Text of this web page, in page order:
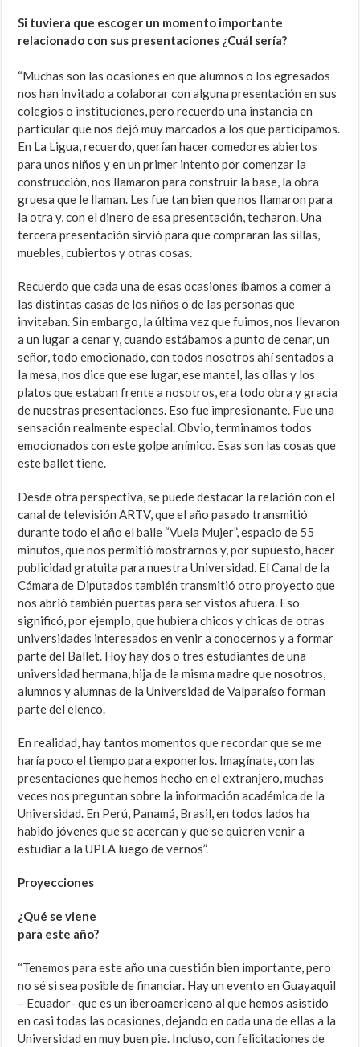
Si tuviera que escoger un momento importante
relacionado con sus presentaciones ¿Cuál sería?
“Muchas son las ocasiones en que alumnos o los egresados
nos han invitado a colaborar con alguna presentación en sus
colegios o instituciones, pero recuerdo una instancia en
particular que nos dejó muy marcados a los que participamos.
En La Ligua, recuerdo, querían hacer comedores abiertos
para unos niños y en un primer intento por comenzar la
construcción, nos llamaron para construir la base, la obra
gruesa que le llaman. Les fue tan bien que nos llamaron para
la otra y, con el dinero de esa presentación, techaron. Una
tercera presentación sirvió para que compraran las sillas,
muebles, cubiertos y otras cosas.
Recuerdo que cada una de esas ocasiones íbamos a comer a
las distintas casas de los niños o de las personas que
invitaban. Sin embargo, la última vez que fuimos, nos llevaron
a un lugar a cenar y, cuando estábamos a punto de cenar, un
señor, todo emocionado, con todos nosotros ahí sentados a
la mesa, nos dice que ese lugar, ese mantel, las ollas y los
platos que estaban frente a nosotros, era todo obra y gracia
de nuestras presentaciones. Eso fue impresionante. Fue una
sensación realmente especial. Obvio, terminamos todos
emocionados con este golpe anímico. Esas son las cosas que
este ballet tiene.
Desde otra perspectiva, se puede destacar la relación con el
canal de televisión ARTV, que el año pasado transmitió
durante todo el año el baile “Vuela Mujer”, espacio de 55
minutos, que nos permitió mostrarnos y, por supuesto, hacer
publicidad gratuita para nuestra Universidad. El Canal de la
Cámara de Diputados también transmitió otro proyecto que
nos abrió también puertas para ser vistos afuera. Eso
significó, por ejemplo, que hubiera chicos y chicas de otras
universidades interesados en venir a conocernos y a formar
parte del Ballet. Hoy hay dos o tres estudiantes de una
universidad hermana, hija de la misma madre que nosotros,
alumnos y alumnas de la Universidad de Valparaíso forman
parte del elenco.
En realidad, hay tantos momentos que recordar que se me
haría poco el tiempo para exponerlos. Imagínate, con las
presentaciones que hemos hecho en el extranjero, muchas
veces nos preguntan sobre la información académica de la
Universidad. En Perú, Panamá, Brasil, en todos lados ha
habido jóvenes que se acercan y que se quieren venir a
estudiar a la UPLA luego de vernos”.
Proyecciones
¿Qué se viene
para este año?
“Tenemos para este año una cuestión bien importante, pero
no sé si sea posible de financiar. Hay un evento en Guayaquil
– Ecuador- que es un iberoamericano al que hemos asistido
en casi todas las ocasiones, dejando en cada una de ellas a la
Universidad en muy buen pie. Incluso, con felicitaciones de